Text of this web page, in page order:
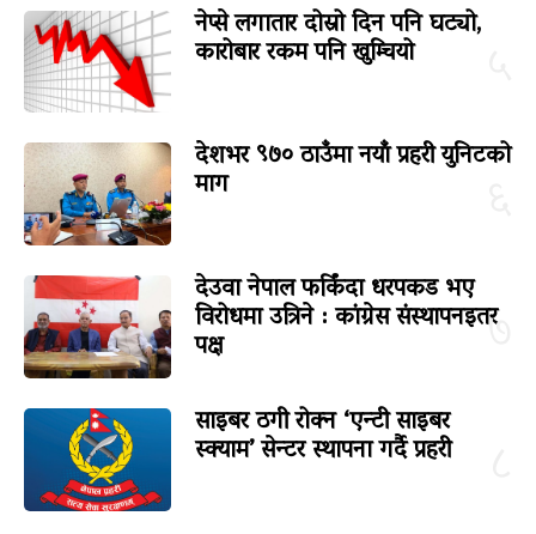
नेप्से लगातार दोस्रो दिन पनि घट्यो,
कारोबार रकम पनि खुम्चियो
देशभर ९७० ठाउँमा नयाँ प्रहरी युनिटको
माग
७
देउवा नेपाल फर्किंदा धरपकड भए
विरोधमा उत्रिने : कांग्रेस संस्थापनइतर
पक्ष
साइबर ठगी रोक्न ‘एन्टी साइबर
स्क्याम’ सेन्टर स्थापना गर्दै प्रहरी